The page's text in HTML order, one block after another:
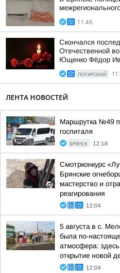
11:46
Скончался
Отечественной
Ющенко Фёдор
ПОГАРСКИЙ
ЛЕНТА НОВОСТЕЙ
Маршрутка №49
госпиталя
БРЯНСК 12:18
Смотрконкурс
Брянские
мастерство и
реагирования
12:04
5 августа в с.
была по-
атмосфера:
открытие новой
12:04